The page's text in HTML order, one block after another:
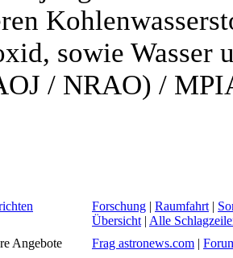
sowie Wasser
/ NRAO) /
Forschung | Raumfahrt |
Übersicht | Alle
Angebote
Frag astronews.com |